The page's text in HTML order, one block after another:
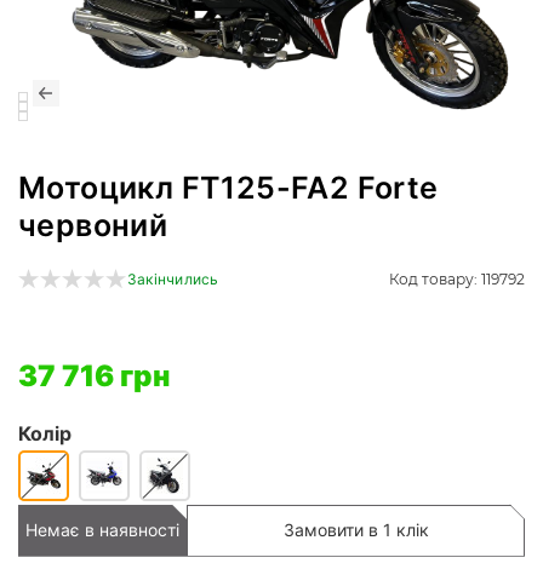
Мотоцикл FT125-FA2 Forte
червоний
Закінчились Код товару: 119792
37 716 грн
Колір
Немає в наявності Замовити в 1 клік